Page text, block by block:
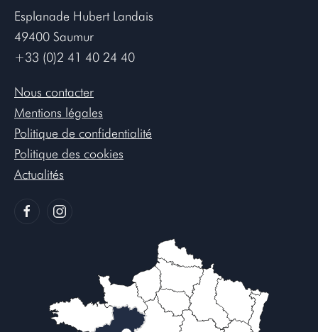
Esplanade Hubert Landais
49400 Saumur
+33 (0)2 41 40 24 40
Nous contacter
Mentions légales
Politique de confidentialité
Politique des cookies
Actualités